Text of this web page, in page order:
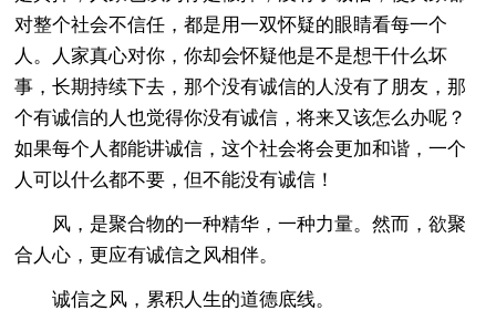
对整个社会不信任，都是用一双怀疑的眼睛看每一个
人。人家真心对你，你却会怀疑他是不是想干什么坏
事，长期持续下去，那个没有诚信的人没有了朋友，那
个有诚信的人也觉得你没有诚信，将来又该怎么办呢？
如果每个人都能讲诚信，这个社会将会更加和谐，一个
人可以什么都不要，但不能没有诚信！
风，是聚合物的一种精华，一种力量。然而，欲聚
合人心，更应有诚信之风相伴。
诚信之风，累积人生的道德底线。